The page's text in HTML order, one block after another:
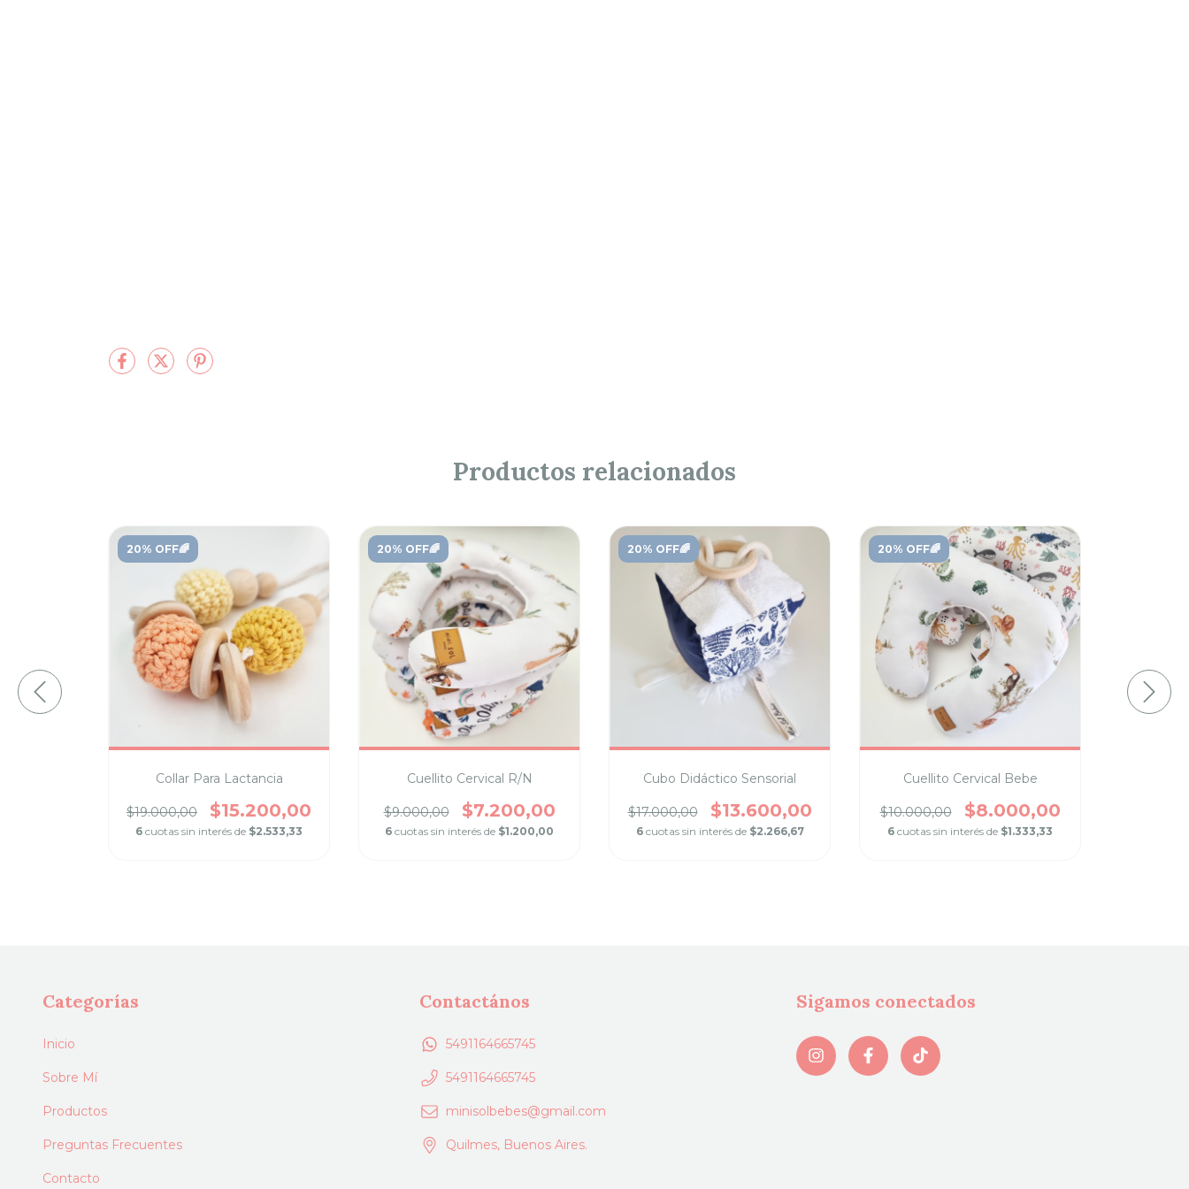
Productos relacionados
20% OFF🌈
Collar Para Lactancia
$19.000,00 $15.200,00
6 cuotas sin interés de $2.533,33
20% OFF🌈
Cuellito Cervical R/N
$9.000,00 $7.200,00
6 cuotas sin interés de $1.200,00
20% OFF🌈
Cubo Didáctico Sensorial
$17.000,00 $13.600,00
6 cuotas sin interés de $2.266,67
20% OFF🌈
Cuellito Cervical Bebe
$10.000,00 $8.000,00
6 cuotas sin interés de $1.333,33
Categorías
Inicio
Sobre Mí
Productos
Preguntas Frecuentes
Contacto
Contactános
5491164665745
5491164665745
minisolbebes@gmail.com
Quilmes, Buenos Aires.
Sigamos conectados